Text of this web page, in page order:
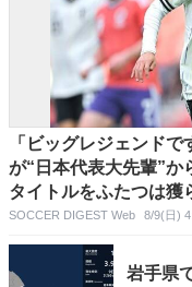
「ビッグレジェンド
が“日本代表大先輩”か
タイトルをふたつは獲
SOCCER DIGEST Web 8/9(日)
岩手県